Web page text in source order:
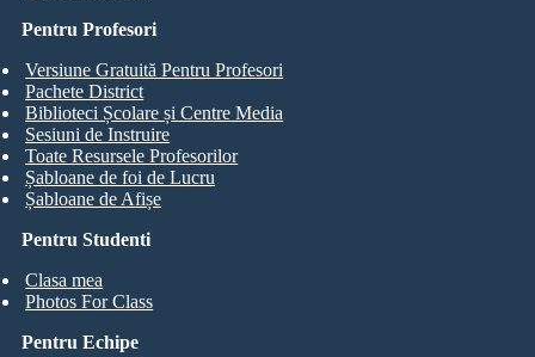
Pentru Studenti
Clasa mea
Photos For Class
Pentru Profesori
Versiune Gratuită Pentru Profesori
Pachete District
Biblioteci Școlare și Centre Media
Sesiuni de Instruire
Toate Resursele Profesorilor
Șabloane de foi de Lucru
Șabloane de Afișe
Pentru Echipe